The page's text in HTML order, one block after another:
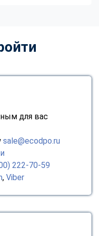
для вас
sale@ecodpo.ru
222-70-59
, Viber